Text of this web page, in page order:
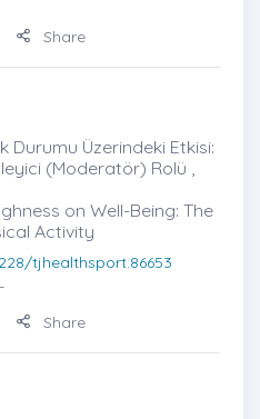
Share
Durumu Üzerindeki Etkisi:
(Moderatör) Rolü ,
on Well-Being: The
Activity
tjhealthsport.86653
-
Share